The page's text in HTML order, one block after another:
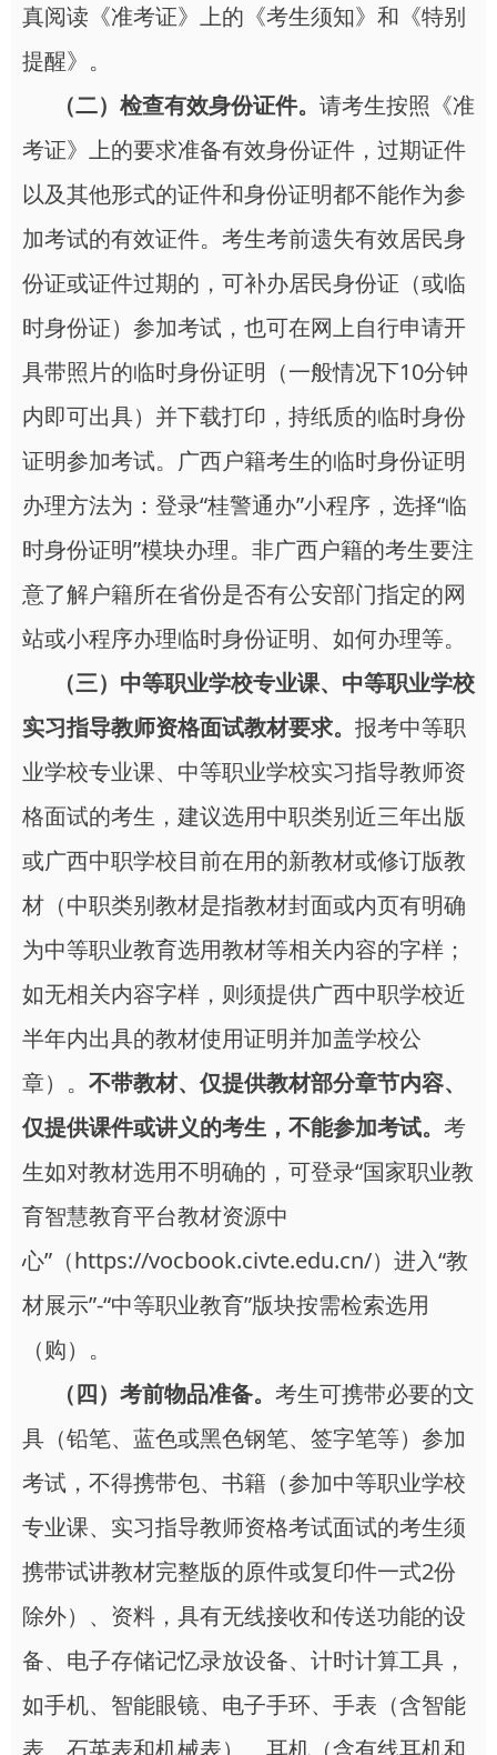
真阅读《准考证》上的《考生须知》和《特别
提醒》。
（二）检查有效身份证件。 请考生按照《准
考证》上的要求准备有效身份证件，过期证件
以及其他形式的证件和身份证明都不能作为参
加考试的有效证件。考生考前遗失有效居民身
份证或证件过期的，可补办居民身份证（或临
时身份证）参加考试，也可在网上自行申请开
具带照片的临时身份证明（一般情况下10分钟
内即可出具）并下载打印，持纸质的临时身份
证明参加考试。广西户籍考生的临时身份证明
办理方法为：登录“桂警通办”小程序，选择“临
时身份证明”模块办理。非广西户籍的考生要注
意了解户籍所在省份是否有公安部门指定的网
站或小程序办理临时身份证明、如何办理等。
（三）中等职业学校专业课、中等职业学校
实习指导教师资格面试教材要求。 报考中等职
业学校专业课、中等职业学校实习指导教师资
格面试的考生，建议选用中职类别近三年出版
或广西中职学校目前在用的新教材或修订版教
材（中职类别教材是指教材封面或内页有明确
为中等职业教育选用教材等相关内容的字样；
如无相关内容字样，则须提供广西中职学校近
半年内出具的教材使用证明并加盖学校公
章）。 不带教材、仅提供教材部分章节内容、
仅提供课件或讲义的考生，不能参加考试。 考
生如对教材选用不明确的，可登录“国家职业教
育智慧教育平台教材资源中
心”（https://vocbook.civte.edu.cn/）进入“教
材展示”-“中等职业教育”版块按需检索选用
（购）。
（四）考前物品准备。 考生可携带必要的文
具（铅笔、蓝色或黑色钢笔、签字笔等）参加
考试，不得携带包、书籍（参加中等职业学校
专业课、实习指导教师资格考试面试的考生须
携带试讲教材完整版的原件或复印件一式2份
除外）、资料，具有无线接收和传送功能的设
备、电子存储记忆录放设备、计时计算工具，
如手机、智能眼镜、电子手环、手表（含智能
表、石英表和机械表）、耳机（含有线耳机和